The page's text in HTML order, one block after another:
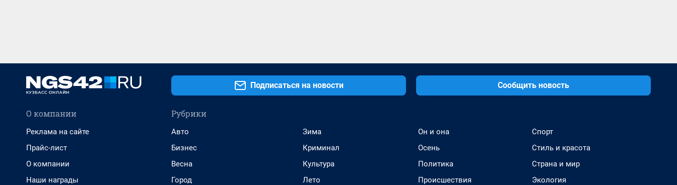
Подписаться на новости Сообщить новость
О компании
Реклама на сайте
Прайс-лист
О компании
Наши награды
Рубрики
Авто
Бизнес
Весна
Город
Зима
Криминал
Культура
Лето
Он и она
Осень
Политика
Происшествия
Спорт
Стиль и красота
Страна и мир
Экология